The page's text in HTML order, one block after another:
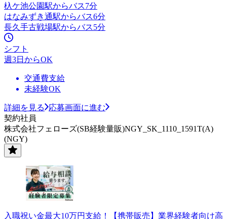
杁ケ池公園駅からバス7分
はなみずき通駅からバス6分
長久手古戦場駅からバス5分
シフト
週3日からOK
交通費支給
未経験OK
詳細を見る
応募画面に進む
契約社員
株式会社フェローズ(SB経験量販)NGY_SK_1110_1591T(A)
(NGY)
入職祝い金最大10万円支給！【携帯販売】業界経験者向け高